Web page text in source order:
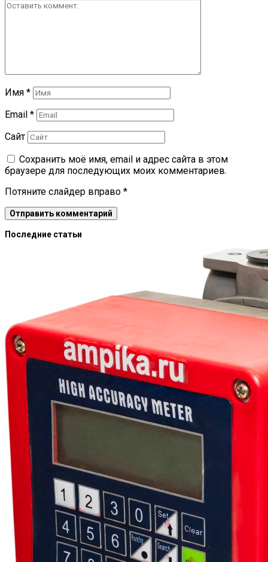
Имя *
Email *
Сайт
Сохранить моё имя, email и адрес сайта в этом
браузере для последующих моих комментариев.
Потяните слайдер вправо *
Последние статьи